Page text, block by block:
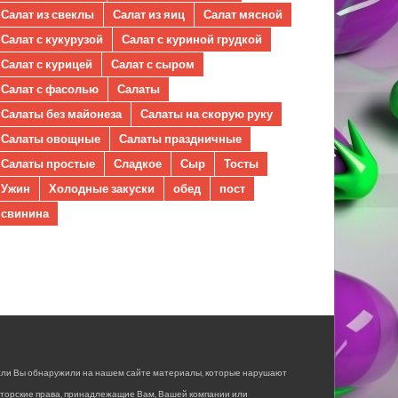
Салат из свеклы Салат из яиц
Салат мясной
Салат с кукурузой
Салат с куриной грудкой
Салат с курицей
Салат с сыром
Салат с фасолью
Салаты
Салаты без майонеза
Салаты на скорую руку
Салаты овощные
Салаты праздничные
Салаты простые
Сладкое Сыр
Тосты
Ужин
Холодные закуски обед
пост
свинина
Вы обнаружили на нашем сайте материалы, которые нарушают
права, принадлежащие Вам, Вашей компании или